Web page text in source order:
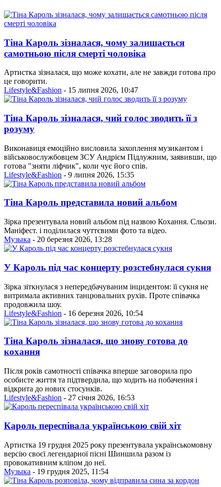
Тіна Кароль зізналася, чому залишається
самотньою після смерті чоловіка
Артистка зізналася, що може кохати, але не завжди готова про
це говорити.
Lifestyle&Fashion - 15 липня 2026, 10:47
Тіна Кароль зізналася, чий голос зводить її з
розуму
Виконавиця емоційно висловила захоплення музикантом і
військовослужбовцем ЗСУ Андрієм Підлужним, заявивши, що
готова "зняти ліфчик", коли чує його спів.
Lifestyle&Fashion - 9 липня 2026, 15:35
Тіна Кароль представила новий альбом
Зірка презентувала новий альбом під назвою Кохання. Сльози.
Маніфест. і поділилася чуттєвими фото та відео.
Музыка - 20 березня 2026, 13:28
У Кароль під час концерту розстебнулася сукня
Зірка зіткнулася з непередбачуваним інцидентом: її сукня не
витримала активних танцювальних рухів. Проте співачка
продовжила шоу.
Lifestyle&Fashion - 16 березня 2026, 10:54
Тіна Кароль зізналася, що знову готова до
кохання
Після років самотності співачка вперше заговорила про
особисте життя та підтвердила, що ходить на побачення і
відкрита до нових стосунків.
Lifestyle&Fashion - 27 січня 2026, 16:53
Кароль переспівала українською свій хіт
Артистка 19 грудня 2025 року презентувала українськомовну
версію своєї легендарної пісні Шиншила разом із
провокативним кліпом до неї.
Музыка - 19 грудня 2025, 11:54